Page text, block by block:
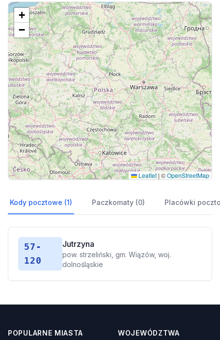
+
−
Leaflet | ©OpenStreetMap
Kody pocztowe (1) Paczkomaty (0) Placówki
57-
120
Jutrzyna
pow. strzeliński, gm. Wiązów, woj.
dolnośląskie
POPULARNE MIASTA WOJEWÓDZTWA